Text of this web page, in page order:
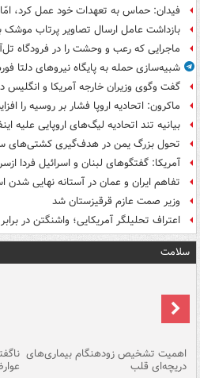
فیدان: حماس به تعهدات خود عمل کرد، امّا
بازداشت عامل ارسال تصاویر پرتاب موشک
ماجرایی که رعب و وحشت را در فرودگاه
شبیه‌سازی حمله به پایگاه نیروهای دلتا
گفت وگوی وزیران خارجه آمریکا و انگلیس
ماکرون: اتحادیه اروپا فشار بر روسیه را
بیانیه تند اتحادیه لیگ‌های اروپایی علیه
تحول بزرگ یمن در هدف‌گیری کشتی‌های
آمریکا: گفتگوهای لبنان و اسرائیل فردا
تفاهم ایران و عمان در آستانه نهایی شدن
وزیر صمت عازم قرقیزستان شد
اعتراف تحلیلگر آمریکایی؛ واشنگتن در
سلامت
اهمیت تشخیص زودهنگام بیماری‌های
دریچه‌ای قلب